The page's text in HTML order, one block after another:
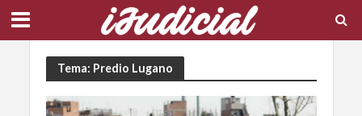
Tema: Predio Lugano